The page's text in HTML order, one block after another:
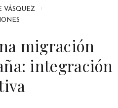
VÁSQUEZ
migración
integración